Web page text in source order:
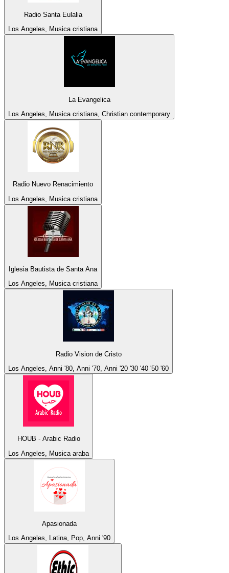
Radio Santa Eulalia
Los Angeles, Musica cristiana
La Evangelica
Los Angeles, Musica cristiana, Christian contemporary
Radio Nuevo Renacimiento
Los Angeles, Musica cristiana
Iglesia Bautista de Santa Ana
Los Angeles, Musica cristiana
Radio Vision de Cristo
Los Angeles, Anni '80, Anni '70, Anni '20 '30 '40 '50 '60
HOUB - Arabic Radio
Los Angeles, Musica araba
Apasionada
Los Angeles, Latina, Pop, Anni '90